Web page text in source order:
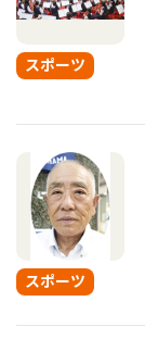
スポーツ
スポーツ